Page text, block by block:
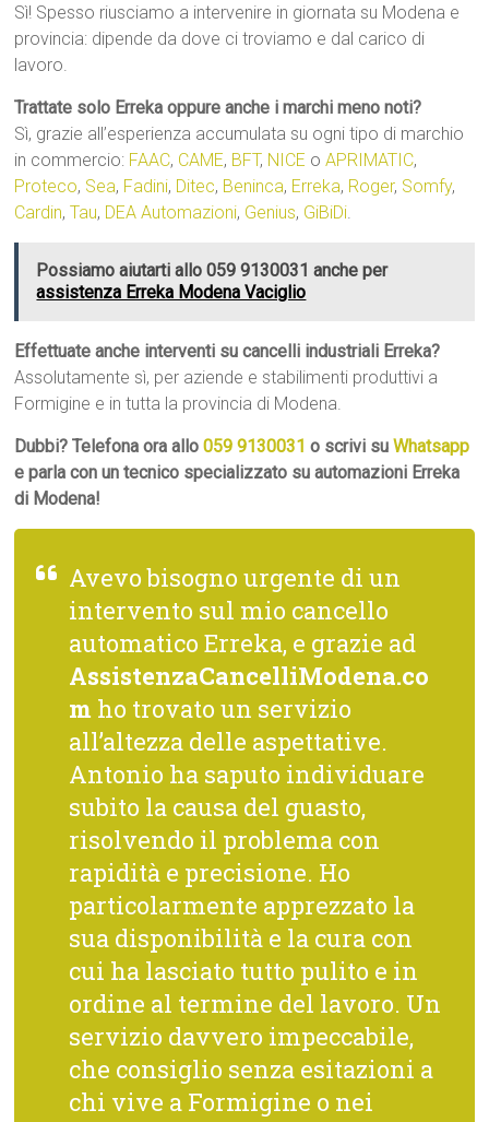
Sì! Spesso riusciamo a intervenire in giornata su Modena e
provincia: dipende da dove ci troviamo e dal carico di
lavoro.
Trattate solo Erreka oppure anche i marchi meno noti?
Sì, grazie all’esperienza accumulata su ogni tipo di marchio
in commercio: FAAC, CAME, BFT, NICE oAPRIMATIC,
Proteco, Sea, Fadini, Ditec, Beninca, Erreka, Roger, Somfy,
Cardin,Tau, DEA Automazioni, Genius, GiBiDi.
Possiamo aiutarti allo 059 9130031 anche per
assistenza Erreka Modena Vaciglio
Effettuate anche interventi su cancelli industriali Erreka?
Assolutamente sì, per aziende e stabilimenti produttivi a
Formigine e in tutta la provincia di Modena.
Dubbi? Telefona ora allo059 9130031 o scrivi suWhatsapp
e parla con un tecnico specializzato su automazioni Erreka
di Modena!
Avevo bisogno urgente di un
intervento sul mio cancello
automatico Erreka, e grazie ad
AssistenzaCancelliModena.co
m ho trovato un servizio
all’altezza delle aspettative.
Antonio ha saputo individuare
subito la causa del guasto,
risolvendo il problema con
rapidità e precisione. Ho
particolarmente apprezzato la
sua disponibilità e la cura con
cui ha lasciato tutto pulito e in
ordine al termine del lavoro. Un
servizio davvero impeccabile,
che consiglio senza esitazioni a
chi vive a Formigine o nei